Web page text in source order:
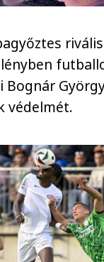
védelmét.